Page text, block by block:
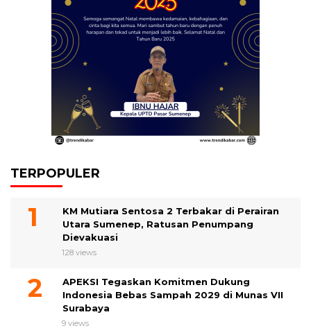
TERPOPULER
KM Mutiara Sentosa 2 Terbakar di Perairan
Utara Sumenep, Ratusan Penumpang
Dievakuasi
128 views
APEKSI Tegaskan Komitmen Dukung
Indonesia Bebas Sampah 2029 di Munas VII
Surabaya
9 views